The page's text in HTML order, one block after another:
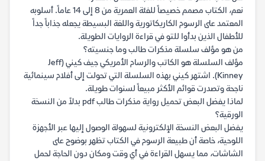
نعم، الكتاب مصمم خصيصاً للفئة العمرية من 8 إلى 14 عاماً. أسلوبه
المعتمد على الرسوم الكاريكاتورية واللغة البسيطة يجعله جذاباً جداً
للأطفال الذين بدأوا للتو في قراءة الروايات الطويلة.
من هو مؤلف سلسلة مذكرات طالب وما جنسيته؟
مؤلف السلسلة هو الكاتب والرسام الأمريكي جيف كيني (Jeff
Kinney). اشتهر كيني بهذه السلسلة التي تحولت إلى أفلام سينمائية
ناجحة وتصدرت قوائم الأكثر مبيعاً لسنوات طويلة.
لماذا يفضل البعض تحميل رواية مذكرات طالب pdf بدلاً من النسخة
الورقية؟
يفضل البعض النسخة الإلكترونية لسهولة الوصول إليها عبر الأجهزة
اللوحية، خاصة أن طبيعة الرسوم في الكتاب تظهر بوضوح على
الشاشات، مما يسهل القراءة في أي وقت ومكان دون الحاجة لحمل